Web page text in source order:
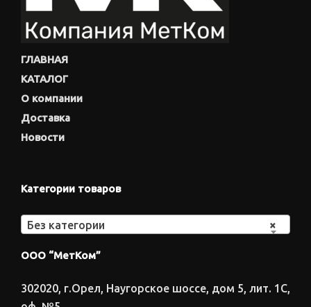
ГЛАВНАЯ
КАТАЛОГ
О компании
Доставка
Новости
Категории товаров
×
Без категории
ООО “МетКом”
302020, г.Орел, Наугорское шоссе, дом 5, лит. 1С,